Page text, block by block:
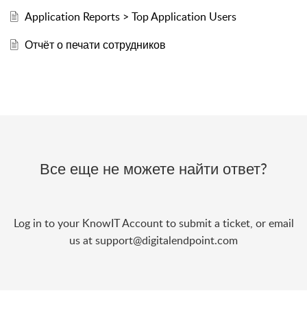
Application Reports > Top Application Users
Отчёт о печати сотрудников
Все еще не можете найти ответ?